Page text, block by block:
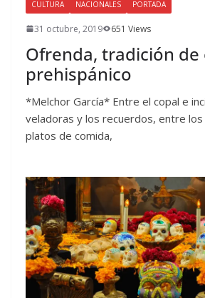
CULTURA NACIONALES PORTADA
31 octubre, 2019 651 Views
Ofrenda, tradición de
prehispánico
*Melchor García* Entre el copal e
veladoras y los recuerdos, entre
platos de comida,